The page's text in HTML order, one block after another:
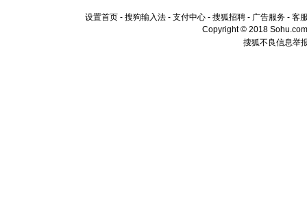
设置首页 - 搜狗输入法 - 支付中心 - 搜狐招聘 - 广告服务 - 客
Copyright © 2018
搜狐不良信息举